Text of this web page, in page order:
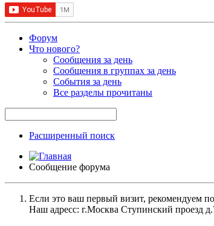
Форум
Что нового?
Сообщения за день
Сообщения в группах за день
События за день
Все разделы прочитаны
Расширенный поиск
Сообщение форума
Если это ваш первый визит, рекомендуем
Наш адресс: г.Москва Ступинский проезд